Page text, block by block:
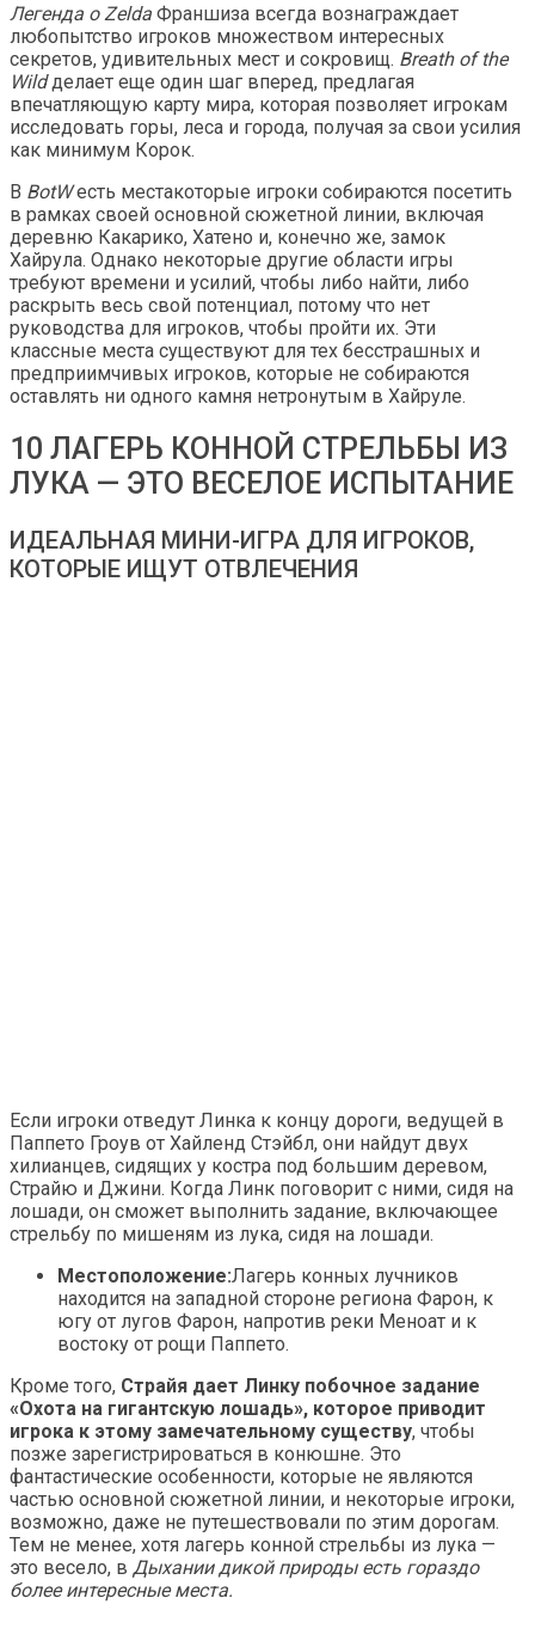
Легенда о Zelda Франшиза всегда вознаграждает
любопытство игроков множеством интересных
секретов, удивительных мест и сокровищ. Breath of the
Wildделает еще один шаг вперед, предлагая
впечатляющую карту мира, которая позволяет игрокам
исследовать горы, леса и города, получая за свои усилия
как минимум Корок.
В BotWесть местакоторые игроки собираются посетить
в рамках своей основной сюжетной линии, включая
деревню Какарико, Хатено и, конечно же, замок
Хайрула. Однако некоторые другие области игры
требуют времени и усилий, чтобы либо найти, либо
раскрыть весь свой потенциал, потому что нет
руководства для игроков, чтобы пройти их. Эти
классные места существуют для тех бесстрашных и
предприимчивых игроков, которые не собираются
оставлять ни одного камня нетронутым в Хайруле.
10 ЛАГЕРЬ КОННОЙ СТРЕЛЬБЫ ИЗ
ЛУКА — ЭТО ВЕСЕЛОЕ ИСПЫТАНИЕ
ИДЕАЛЬНАЯ МИНИ-ИГРА ДЛЯ ИГРОКОВ,
КОТОРЫЕ ИЩУТ ОТВЛЕЧЕНИЯ
Если игроки отведут Линка к концу дороги, ведущей в
Паппето Гроув от Хайленд Стэйбл, они найдут двух
хилианцев, сидящих у костра под большим деревом,
Страйю и Джини. Когда Линк поговорит с ними, сидя на
лошади, он сможет выполнить задание, включающее
стрельбу по мишеням из лука, сидя на лошади.
Местоположение:Лагерь конных лучников
находится на западной стороне региона Фарон, к
югу от лугов Фарон, напротив реки Меноат и к
востоку от рощи Паппето.
Кроме того, Страйя дает Линку побочное задание
«Охота на гигантскую лошадь», которое приводит
игрока к этому замечательному существу, чтобы
позже зарегистрироваться в конюшне. Это
фантастические особенности, которые не являются
частью основной сюжетной линии, и некоторые игроки,
возможно, даже не путешествовали по этим дорогам.
Тем не менее, хотя лагерь конной стрельбы из лука —
это весело, в Дыхании дикой природы есть гораздо
более интересные места.